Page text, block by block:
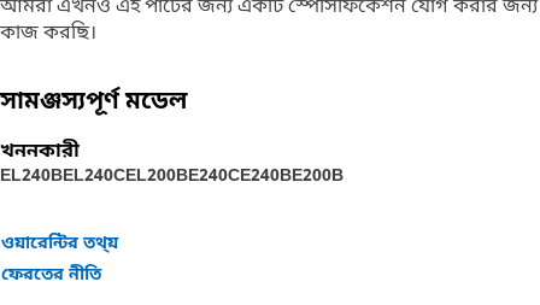
আমরা এখনও এই পার্টের জন্য একটি স্পেসিফিকেশন যোগ করার জন্য
কাজ করছি।
সামঞ্জস্যপূর্ণ মডেল
খননকারী
EL240BEL240CEL200BE240CE240BE200B
ওয়ারেন্টির তথ্য়
ফেরতের নীতি